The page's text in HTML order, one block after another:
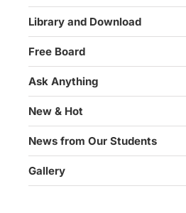
Library and Download
Free Board
Ask Anything
New & Hot
News from Our Students
Gallery